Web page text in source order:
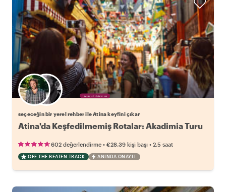
Favori yerel rehberini seç
seçeceğin bir yerel rehber ile Atina keyfini çıkar
Atina'da Keşfedilmemiş Rotalar: Akadimia Turu
602 değerlendirme • €28.39 kişi başı • 2.5 saat
OFF THE BEATEN TRACK ANINDA ONAYLI